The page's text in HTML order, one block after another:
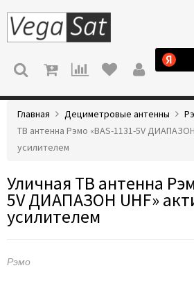
МЕНЮ
Главная Дециметровые антенны
ТВ антенна Рэмо «BAS-1131-5V
усилителем
Уличная ТВ антенна
5V ДИАПАЗОН UHF»
усилителем
Рэмо